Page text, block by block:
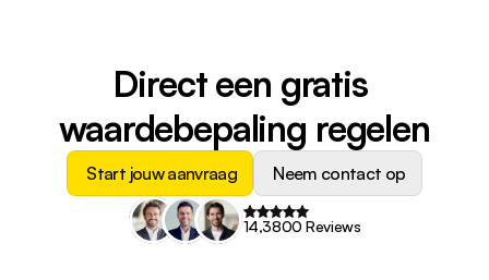
Direct een gratis
waardebepaling regelen
Start jouw aanvraag Neem contact op
14,3800 Reviews